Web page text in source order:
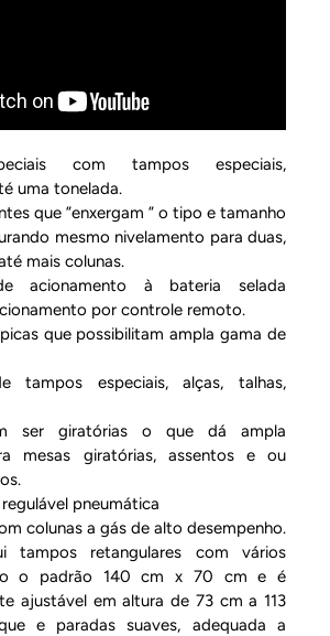
com tampos especiais,
uma tonelada.
que ”enxergam ” o tipo e tamanho
mesmo nivelamento para duas,
mais colunas.
acionamento à bateria selada
por controle remoto.
que possibilitam ampla gama de
tampos especiais, alças, talhas,
ser giratórias o que dá ampla
mesas giratórias, assentos e ou
pneumática
colunas a gás de alto desempenho.
tampos retangulares com vários
o padrão 140 cm x 70 cm e é
ajustável em altura de 73 cm a 113
e paradas suaves, adequada a